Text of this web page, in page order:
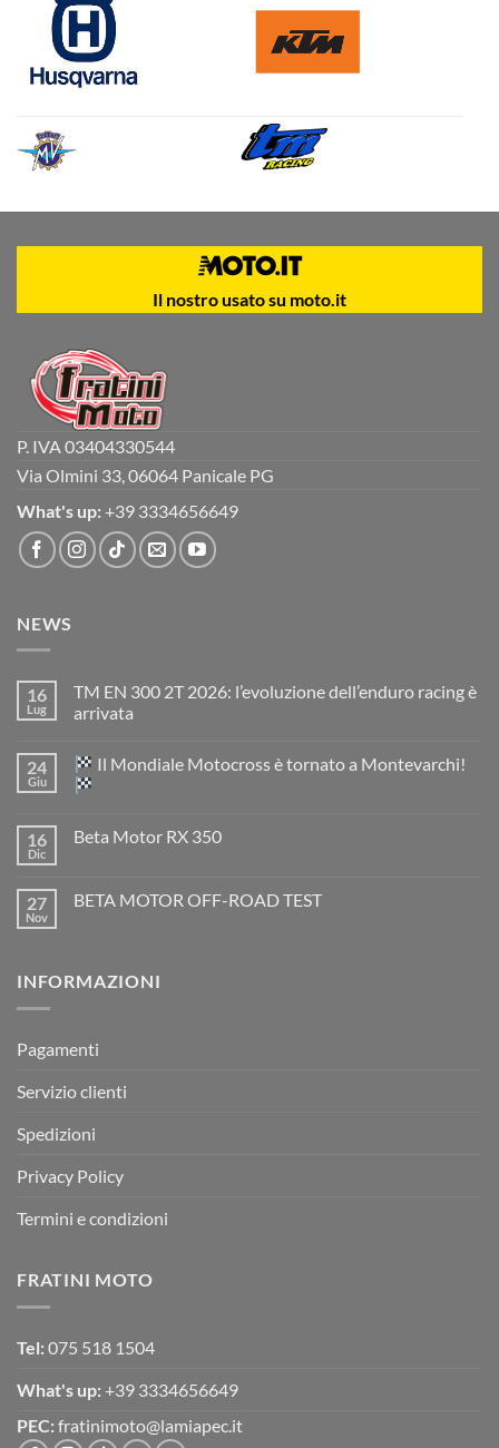
Il nostro usato su moto.it
P. IVA 03404330544
Via Olmini 33, 06064 Panicale PG
What's up: +39 3334656649
NEWS
16
Lug
TM EN 300 2T 2026: l’evoluzione dell’enduro racing è
arrivata
su
TM
EN
2026:
è
arrivata
24
Giu
Il Mondiale Motocross è tornato a Montevarchi!
su
Motocross
è
16
Dic
Beta Motor RX 350
Beta
27
Nov
BETA MOTOR OFF-ROAD TEST
MOTOR
INFORMAZIONI
Pagamenti
Servizio clienti
Spedizioni
Privacy Policy
Termini e condizioni
FRATINI MOTO
Tel: 075 518 1504
What's up: +39 3334656649
PEC: fratinimoto@lamiapec.it